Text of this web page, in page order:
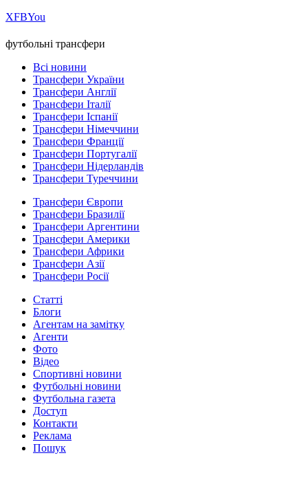
ХFBYou
футбольні трансфери
Всі новини
Трансфери України
Трансфери Англії
Трансфери Італії
Трансфери Іспанії
Трансфери Німеччини
Трансфери Франції
Трансфери Португалії
Трансфери Нідерландів
Трансфери Туреччини
Трансфери Європи
Трансфери Бразилії
Трансфери Аргентини
Трансфери Америки
Трансфери Африки
Трансфери Азії
Трансфери Росії
Статті
Блоги
Агентам на замітку
Агенти
Фото
Відео
Спортивні новини
Футбольні новини
Футбольна газета
Доступ
Контакти
Реклама
Пошук